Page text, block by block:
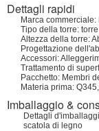
Dettagli rapidi
Marca commerciale:
Tipo della torre:
Altezza della torre:
Progettazione
Accessori:
Trattamento di
Pacchetto: Membri
Materia prima:
Imballaggio &
Dettagli
scatola di legno